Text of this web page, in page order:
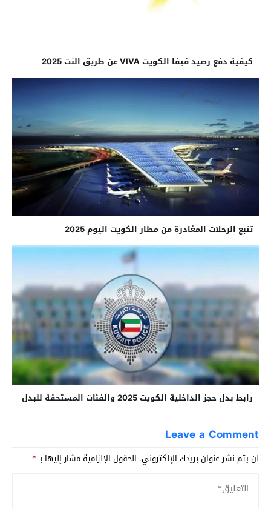
كيفية دفع رصيد فيفا الكويت VIVA عن طريق النت 2025
تتبع الرحلات المغادرة من مطار الكويت اليوم 2025
رابط بدل حجز الداخلية الكويت 2025 والفئات المستحقة للبدل
Leave a Comment
لن يتم نشر عنوان بريدك الإلكتروني. الحقول الإلزامية مشار إليها بـ*